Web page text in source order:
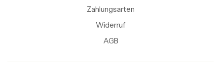
Zahlungsarten
Widerruf
AGB